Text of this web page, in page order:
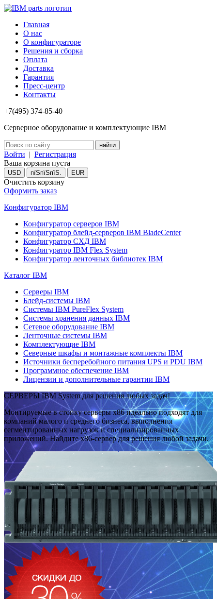
Главная
О нас
О конфигураторе
Решения и сборка
Оплата
Доставка
Гарантия
Пресс-центр
Контакты
+7(495) 374-85-40
Серверное оборудование и комплектующие IBM
Войти | Регистрация
Ваша корзина пуста
USD пїЅпїЅпїЅ. EUR
Очистить корзину
Оформить заказ
Конфигуратор IBM
Конфигуратор серверов IBM
Конфигуратор блейд-серверов IBM BladeCenter
Конфигуратор СХД IBM
Конфигуратор IBM Flex System
Конфигуратор ленточных библиотек IBM
Каталог IBM
Серверы IBM
Блейд-системы IBM
Системы IBM PureFlex System
Системы хранения данных IBM
Сетевое оборудование IBM
Ленточные системы IBM
Комплектующие IBM
Северные шкафы и монтажные комплекты IBM
Источники бесперебойного питания UPS и PDU IBM
Программное обеспечение IBM
Лицензии и дополнительные гарантии IBM
СЕРВЕРЫ IBM System для решения любых задач!
Монтируемые в стойку серверы x86 идеально подходят для
компаний малого и среднего бизнеса, выполнения
сегментированных нагрузок и специализированных
приложений. Найдите x86-сервер для решения любой задачи.